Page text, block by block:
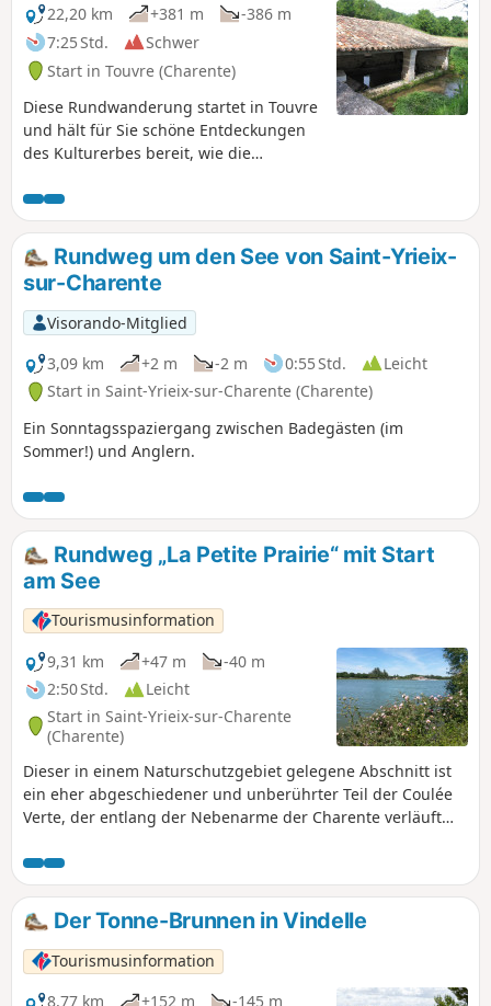
22,20 km
+381 m
-386 m
7:25 Std.
Schwer
Start in Touvre (Charente)
Diese Rundwanderung startet in Touvre
und hält für Sie schöne Entdeckungen
des Kulturerbes bereit, wie die
von Dirac und La Tranchade sowie
zahlreiche Waschhäuser in einer
unberührten Naturlandschaft.
Rundweg um den See von Saint-Yrieix-
sur-Charente
Visorando-Mitglied
3,09 km
+2 m -2 m 0:55 Std.
Leicht
Start in Saint-Yrieix-sur-Charente (Charente)
Ein Sonntagsspaziergang zwischen Badegästen (im
Sommer!) und Anglern.
Rundweg „La Petite Prairie“ mit Start
am See
Tourismusinformation
9,31 km
+47 m
-40 m
2:50 Std.
Leicht
Start in Saint-Yrieix-sur-Charente
(Charente)
Dieser in einem Naturschutzgebiet gelegene Abschnitt ist
ein eher abgeschiedener und unberührter Teil der Coulée
Verte, der entlang der Nebenarme der Charente verläuft
Kapelle führt. Während des Aufstiegs im Bois des Rouyers
entdecken Sie die Fontaine des Pots, wo früher Hanf
geröstet wurde.
Der Tonne-Brunnen in Vindelle
Tourismusinformation
8,77 km
+152 m -145 m